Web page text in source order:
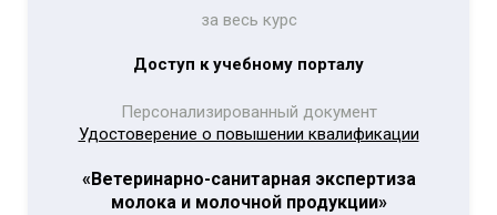
за весь курс
Доступ к учебному порталу
Персонализированный документ
Удостоверение о повышении квалификации
«Ветеринарно-санитарная экспертиза
молока и молочной продукции»